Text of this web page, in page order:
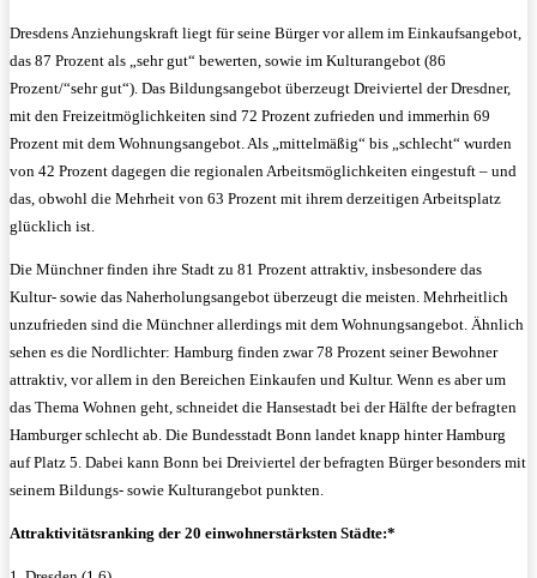
Dresdens Anziehungskraft liegt für seine Bürger vor allem im Einkaufsangebot,
das 87 Prozent als „sehr gut“ bewerten, sowie im Kulturangebot (86
Prozent/“sehr gut“). Das Bildungsangebot überzeugt Dreiviertel der Dresdner,
mit den Freizeitmöglichkeiten sind 72 Prozent zufrieden und immerhin 69
Prozent mit dem Wohnungsangebot. Als „mittelmäßig“ bis „schlecht“ wurden
von 42 Prozent dagegen die regionalen Arbeitsmöglichkeiten eingestuft – und
das, obwohl die Mehrheit von 63 Prozent mit ihrem derzeitigen Arbeitsplatz
glücklich ist.
Die Münchner finden ihre Stadt zu 81 Prozent attraktiv, insbesondere das
Kultur- sowie das Naherholungsangebot überzeugt die meisten. Mehrheitlich
unzufrieden sind die Münchner allerdings mit dem Wohnungsangebot. Ähnlich
sehen es die Nordlichter: Hamburg finden zwar 78 Prozent seiner Bewohner
attraktiv, vor allem in den Bereichen Einkaufen und Kultur. Wenn es aber um
das Thema Wohnen geht, schneidet die Hansestadt bei der Hälfte der befragten
Hamburger schlecht ab. Die Bundesstadt Bonn landet knapp hinter Hamburg
auf Platz 5. Dabei kann Bonn bei Dreiviertel der befragten Bürger besonders mit
seinem Bildungs- sowie Kulturangebot punkten.
Attraktivitätsranking der 20 einwohnerstärksten Städte:*